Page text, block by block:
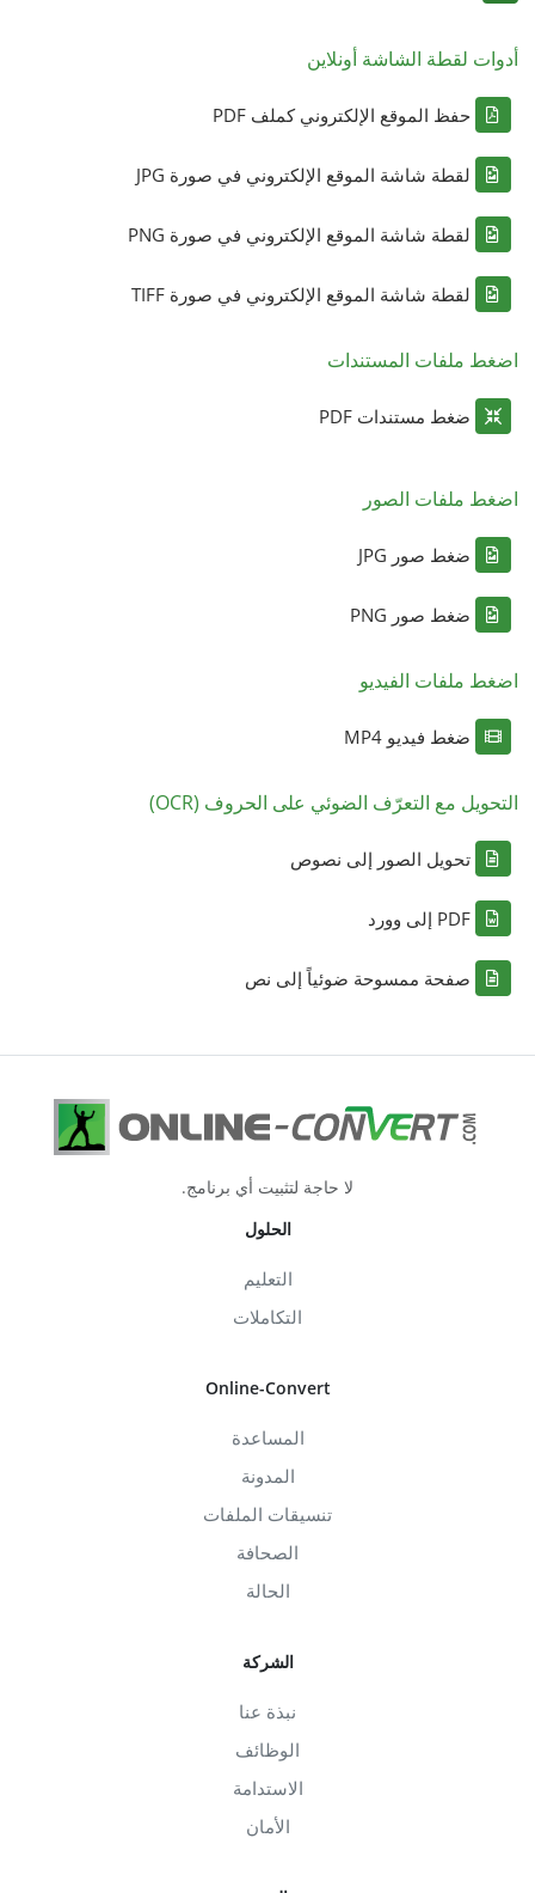
أدوات لقطة الشاشة أونلاين
حفظ الموقع الإلكتروني كملف PDF
لقطة شاشة الموقع الإلكتروني في صورة JPG
لقطة شاشة الموقع الإلكتروني في صورة PNG
لقطة شاشة الموقع الإلكتروني في صورة TIFF
اضغط ملفات المستندات
ضغط مستندات PDF
اضغط ملفات الصور
ضغط صور JPG
ضغط صور PNG
اضغط ملفات الفيديو
ضغط فيديو MP4
التحويل مع التعرّف الضوئي على الحروف (OCR)
تحويل الصور إلى نصوص
PDF إلى وورد
صفحة ممسوحة ضوئياً إلى نص
لا حاجة لتثبيت أي برنامج.
الحلول
التعليم
التكاملات
Online-Convert
المساعدة
المدونة
تنسيقات الملفات
الصحافة
الحالة
الشركة
نبذة عنا
الوظائف
الاستدامة
الأمان